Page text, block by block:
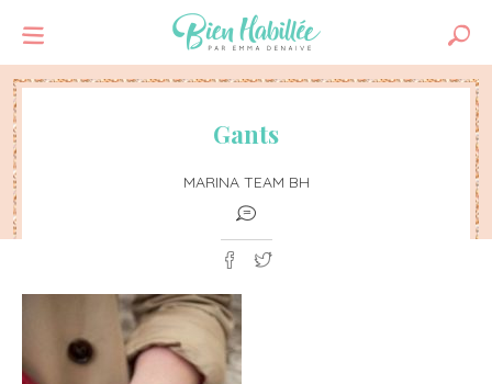
Gants
MARINA TEAM BH